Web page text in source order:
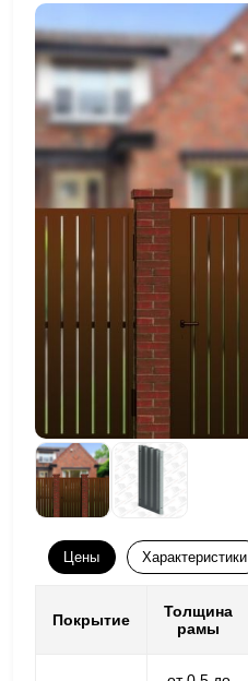
Цены Характеристики
Покрытие
Толщина
рамы